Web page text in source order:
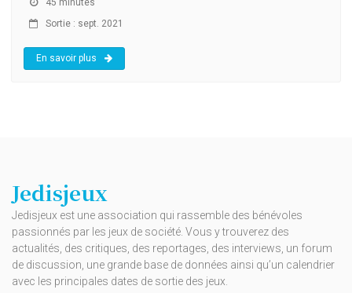
Sortie : sept. 2021
En savoir plus
Jedisjeux
Jedisjeux est une association qui rassemble des bénévoles
passionnés par les jeux de société. Vous y trouverez des
actualités, des critiques, des reportages, des interviews, un forum
de discussion, une grande base de données ainsi qu’un calendrier
avec les principales dates de sortie des jeux.